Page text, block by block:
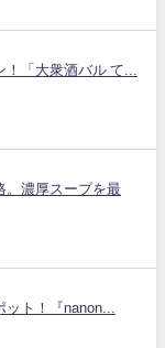
！「大衆酒バル て...
。濃厚スープを最
ト！『nanon...